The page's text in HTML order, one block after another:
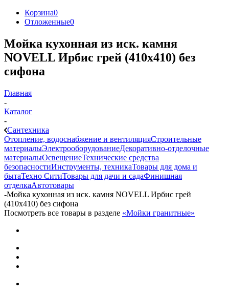
Корзина0
Отложенные0
Мойка кухонная из иск. камня
NOVELL Ирбис грей (410х410) без
сифона
Главная
-
Каталог
-
Сантехника
Отопление, водоснабжение и вентиляцияСтроительные
материалыЭлектрооборудованиеДекоративно-отделочные
материалыОсвещениеТехнические средства
безопасностиИнструменты, техникаТовары для дома и
бытаТехно СитиТовары для дачи и садаФинишная
отделкаАвтотовары
-Мойка кухонная из иск. камня NOVELL Ирбис грей
(410х410) без сифона
Посмотреть все товары в разделе «Мойки гранитные»